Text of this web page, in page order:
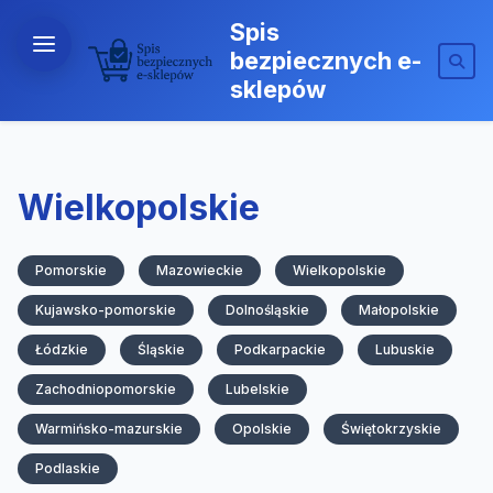
Spis
bezpiecznych e-
sklepów
Wielkopolskie
Pomorskie Mazowieckie Wielkopolskie
Kujawsko-pomorskie Dolnośląskie Małopolskie
Łódzkie Śląskie Podkarpackie Lubuskie
Zachodniopomorskie Lubelskie
Warmińsko-mazurskie Opolskie Świętokrzyskie
Podlaskie